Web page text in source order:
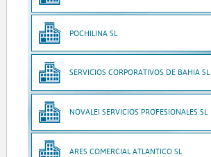
POCHILINA SL
SERVICIOS CORPORATIVOS DE BAHIA SL
NOVALEI SERVICIOS PROFESIONALES SL
ARES COMERCIAL ATLANTICO SL